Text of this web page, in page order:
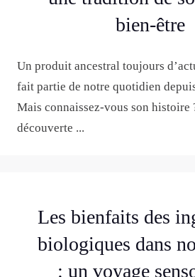
bien-être
Un produit ancestral toujours
fait partie de notre quotidien
Mais connaissez-vous son histoire
découverte ...
Les bienfaits des
biologiques dans
: un voyage